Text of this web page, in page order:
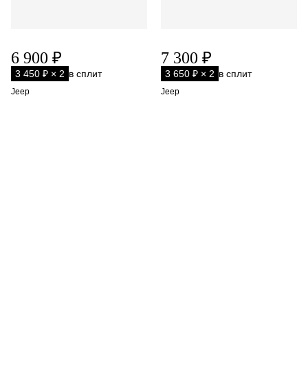
6 900 ₽
3 450 ₽ × 2 в сплит
Jeep
7 300 ₽
3 650 ₽ × 2 в сплит
Jeep